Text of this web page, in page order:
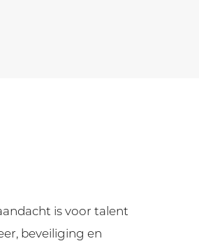
is voor talent
beveiliging en